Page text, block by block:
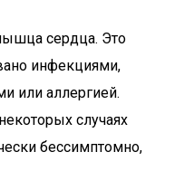
сердца. Это
инфекциями,
или аллергией.
случаях
бессимптомно,